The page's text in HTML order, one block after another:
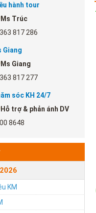
hành tour
Ms Trúc
817 286
Giang
Ms Giang
817 277
sóc KH 24/7
Hỗ trợ & phản ánh DV
8648
KM